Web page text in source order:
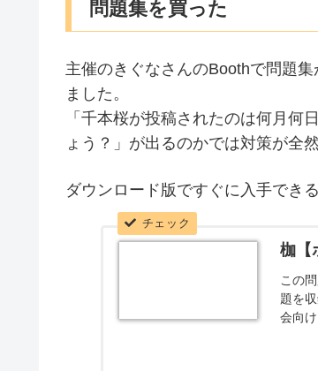
問題集を買った
主催のきぐなさんのBoothで問題
ました。
「千本桜が投稿されたのは何月何
ょう？」が出るのかでは対策が全
ダウンロード版ですぐに入手でき
枷【
この
題を
会向